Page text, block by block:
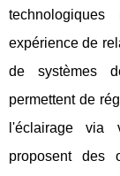
expérience de
de systèmes
permettent de
l'éclairage via
proposent des